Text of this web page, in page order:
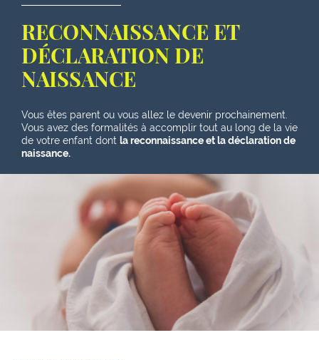
RECONNAISSANCE ET
DÉCLARATION DE
NAISSANCE
Vous êtes parent ou vous allez le devenir prochainement.
Vous avez des formalités à accomplir tout au long de la vie
de votre enfant dont la reconnaissance et la déclaration de
naissance.